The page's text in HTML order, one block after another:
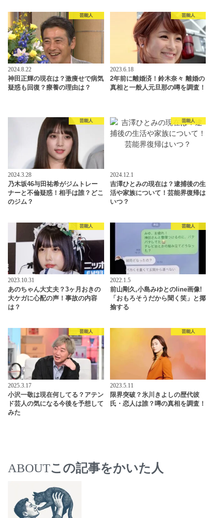
芸能人
2024.8.22
神田正輝の現在は？激痩せで病気
疑惑も回復？療養の理由は？
芸能人
2023.6.18
2年前に離婚済！鈴木奈々 離婚の
真相と一般人元旦那の噂を調査！
芸能人
2024.3.28
乃木坂46与田祐希がジムトレー
ナーと不倫疑惑！相手は誰？どこ
のジム？
芸能人
2024.12.1
吉澤ひとみの現在は？逮捕後の生
活や家族について！芸能界復帰は
いつ？
芸能人
2023.10.31
あのちゃん大丈夫？3ヶ月おきの
大ケガに心配の声！事故の内容
は？
芸能人
2022.1.5
前山剛久,小島みゆとのline画像!
「おもろそうだから聞く笑」と揶
揄する
芸能人
2025.3.17
小沢一敬は現在何してる？アテン
ド芸人の気になる今後を予想して
みた
芸能人
2023.5.11
限界突破？氷川きよしの歴代彼
氏・恋人は誰？噂の真相を調査！
ABOUTこの記事をかいた人